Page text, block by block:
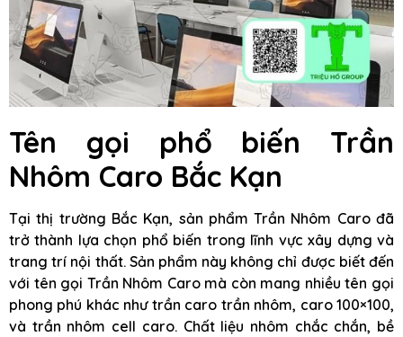
Tên gọi phổ biến Trần
Nhôm Caro Bắc Kạn
Tại thị trường Bắc Kạn, sản phẩm Trần Nhôm Caro đã
trở thành lựa chọn phổ biến trong lĩnh vực xây dựng và
trang trí nội thất. Sản phẩm này không chỉ được biết đến
với tên gọi Trần Nhôm Caro mà còn mang nhiều tên gọi
phong phú khác như trần caro trần nhôm, caro 100×100,
và trần nhôm cell caro. Chất liệu nhôm chắc chắn, bề